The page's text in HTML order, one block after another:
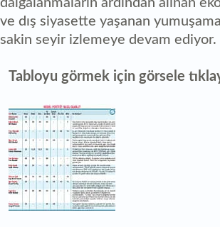
dalgalanmaların ardından alınan
ve dış siyasette yaşanan
sakin seyir izlemeye devam ediyor.
Tabloyu görmek için görsele